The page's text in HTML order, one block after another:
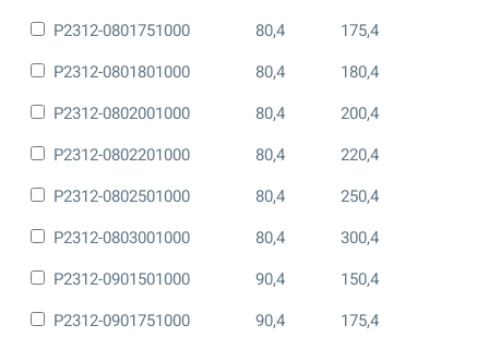
P2312-0801751000
80,4
175,4
P2312-0801801000
80,4
180,4
P2312-0802001000
80,4
200,4
P2312-0802201000
80,4
220,4
P2312-0802501000
80,4
250,4
P2312-0803001000
80,4
300,4
P2312-0901501000
90,4
150,4
P2312-0901751000
90,4
175,4